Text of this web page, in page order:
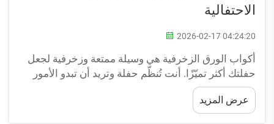
الاحتفالية
2026-02-17 04:24:20
أكواب الورق الزخرفية هي وسيلة ممتعة وزخرفية لجعل
حفلتك أكثر تميّزًا. أنت تُنظّم حفلة وتريد أن تبدو الأمور
أنيقة، والأكواب الورقية جزءٌ من ذلك! وهي متوفرة
بتشكيلة واسعة من التصاميم، بدءًا من البالونات الزاهية
لحفلات أعياد الميلاد ووصولًا إلى...
عرض المزيد